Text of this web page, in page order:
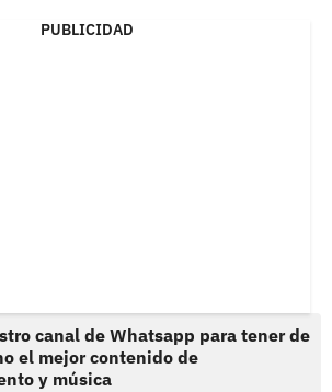
PUBLICIDAD
canal de Whatsapp para tener de
el mejor contenido de
y música